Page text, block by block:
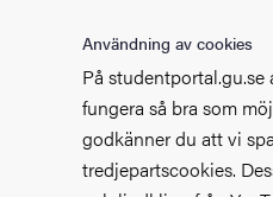
Användning av cookies
På
fungera så bra som
godkänner du att vi
tredjepartscookies.